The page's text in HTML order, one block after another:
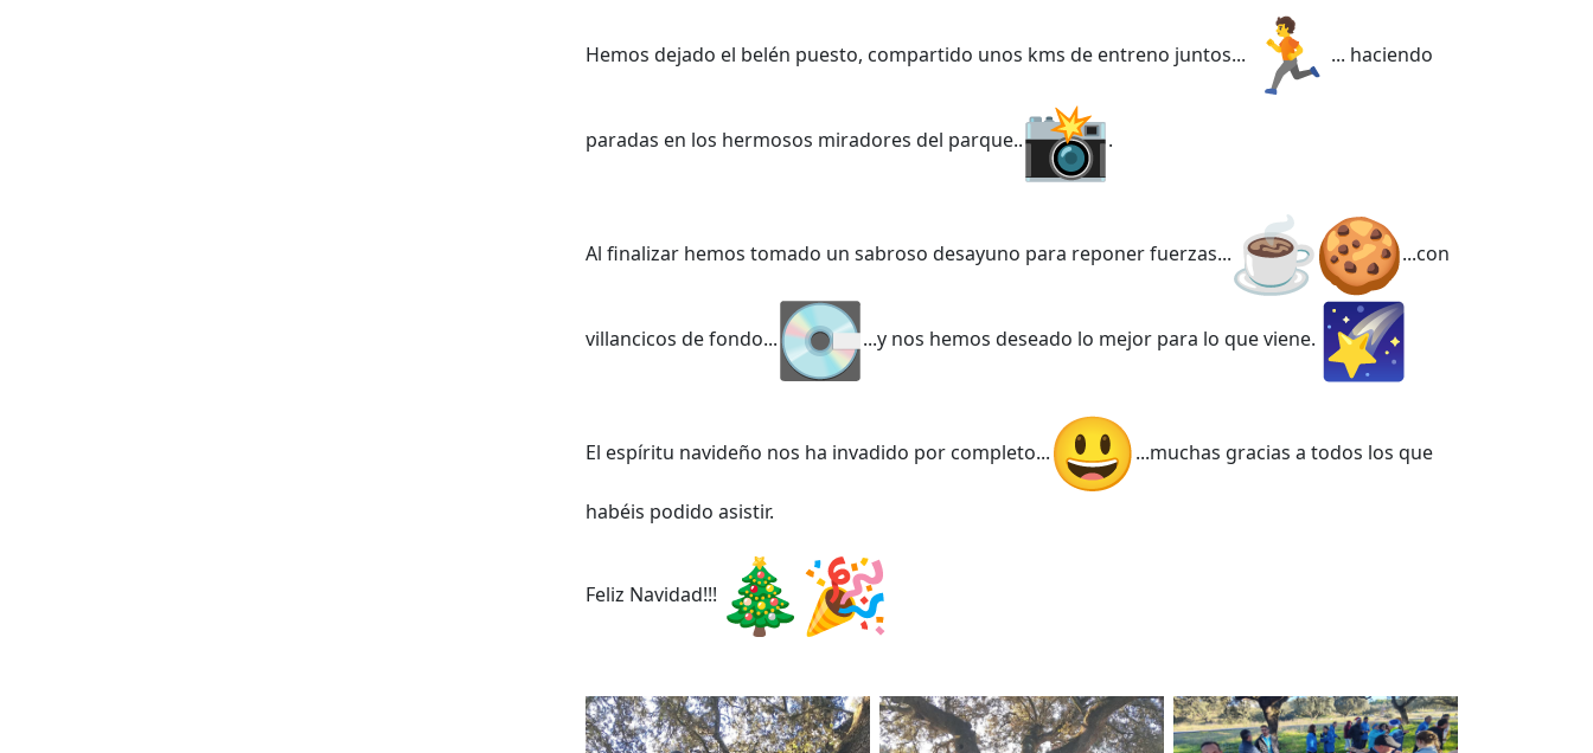
Hemos dejado el belén puesto, compartido unos kms de entreno juntos... ... haciendo
paradas en los hermosos miradores del parque.. .
Al finalizar hemos tomado un sabroso desayuno para reponer fuerzas... ...con
villancicos de fondo... ...y nos hemos deseado lo mejor para lo que viene.
El espíritu navideño nos ha invadido por completo... ...muchas gracias a todos los que
habéis podido asistir.
Feliz Navidad!!!